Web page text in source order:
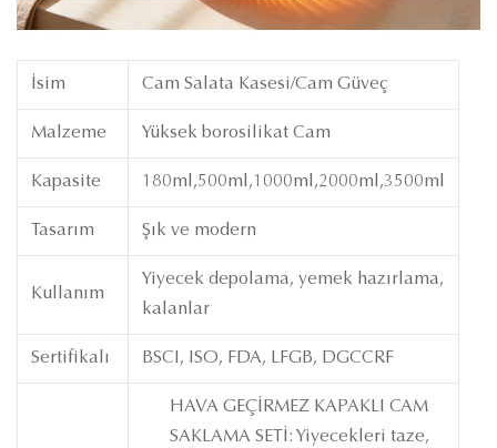
İsim Cam Salata Kasesi/Cam Güveç
Malzeme Yüksek borosilikat Cam
Kapasite 180ml,500ml,1000ml,2000ml,3500ml
Tasarım Şık ve modern
Kullanım
Yiyecek depolama, yemek hazırlama,
kalanlar
Sertifikalı BSCI, ISO, FDA, LFGB, DGCCRF
HAVA GEÇİRMEZ KAPAKLI CAM
SAKLAMA SETİ: Yiyecekleri taze,